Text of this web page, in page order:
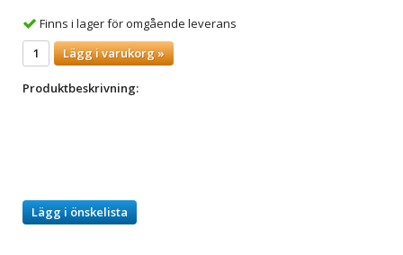
Finns i lager för omgående leverans
Lägg i varukorg »
Produktbeskrivning:
Lägg i önskelista